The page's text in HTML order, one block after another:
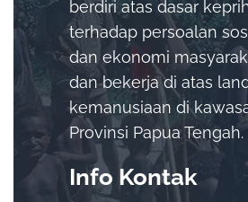
berdiri atas dasar
terhadap persoalan
dan ekonomi
dan bekerja di atas
kemanusiaan di
Provinsi Papua Tengah.
Info Kontak